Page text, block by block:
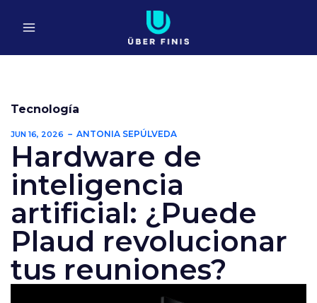
Tecnología
JUN 16, 2026 ANTONIA SEPÚLVEDA
Hardware de
inteligencia
artificial: ¿Puede
Plaud revolucionar
tus reuniones?